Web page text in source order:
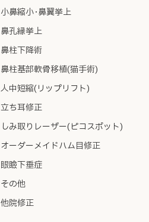
小鼻縮小･鼻翼挙上
鼻孔縁挙上
鼻柱下降術
鼻柱基部軟骨移植(猫手術)
人中短縮(リップリフト)
立ち耳修正
しみ取りレーザー(ピコスポット)
オーダーメイドハム目修正
眼瞼下垂症
その他
他院修正